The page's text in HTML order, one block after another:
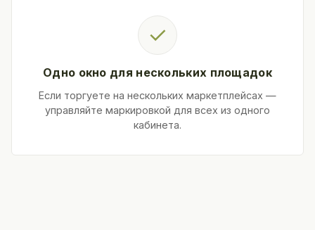
✓
Одно окно для нескольких площадок
Если торгуете на нескольких маркетплейсах —
управляйте маркировкой для всех из одного
кабинета.